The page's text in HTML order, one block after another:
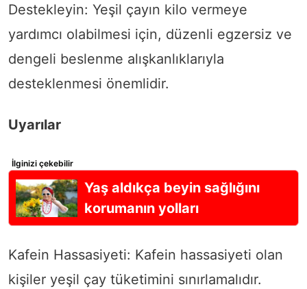
Destekleyin: Yeşil çayın kilo vermeye
yardımcı olabilmesi için, düzenli egzersiz ve
dengeli beslenme alışkanlıklarıyla
desteklenmesi önemlidir.
Uyarılar
İlginizi çekebilir
Yaş aldıkça beyin sağlığını
korumanın yolları
Kafein Hassasiyeti: Kafein hassasiyeti olan
kişiler yeşil çay tüketimini sınırlamalıdır.